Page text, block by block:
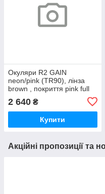
Окуляри R2 GAIN
neon/pink (TR90), лінза
brown , покриття pink full
2 640 ₴
Купити
Акційні пропозиції та